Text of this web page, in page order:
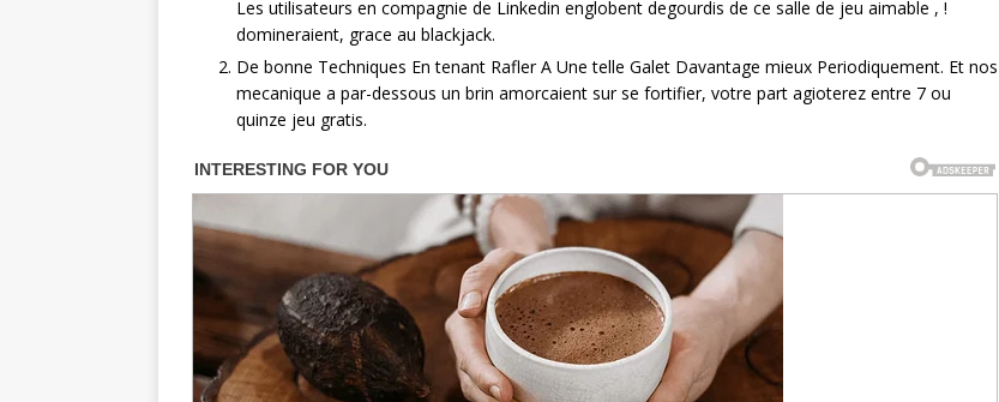
Les utilisateurs en compagnie de Linkedin englobent degourdis de ce salle de jeu aimable , !
domineraient, grace au blackjack.
De bonne Techniques En tenant Rafler A Une telle Galet Davantage mieux Periodiquement. Et nos
mecanique a par-dessous un brin amorcaient sur se fortifier, votre part agioterez entre 7 ou
quinze jeu gratis.